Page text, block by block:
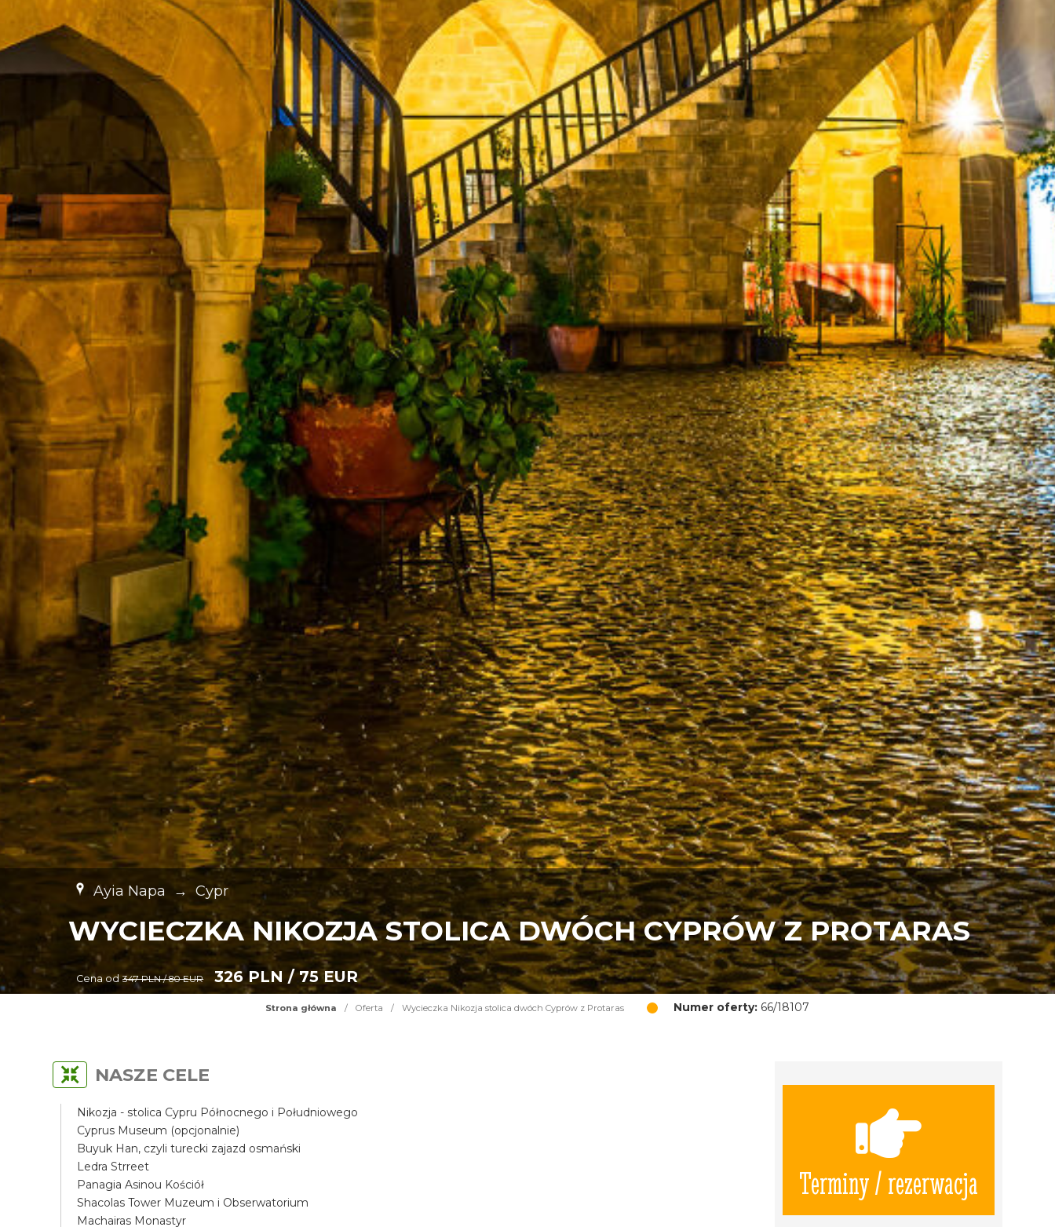
Ayia Napa → Cypr
WYCIECZKA NIKOZJA STOLICA DWÓCH CYPRÓW Z PROTARAS
Cena od 347 PLN / 80 EUR 326 PLN / 75 EUR
Strona główna / Oferta / Wycieczka Nikozja stolica dwóch Cyprów z Protaras Numer oferty: 66/18107
Terminy / rezerwacja
NASZE CELE
Nikozja - stolica Cypru Północnego i Południowego
Cyprus Museum (opcjonalnie)
Buyuk Han, czyli turecki zajazd osmański
Ledra Strreet
Panagia Asinou Kościół
Shacolas Tower Muzeum i Obserwatorium
Machairas Monastyr